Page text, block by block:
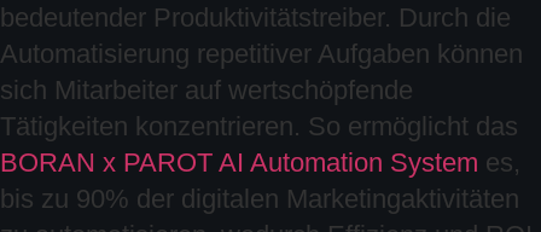
bedeutender Produktivitätstreiber. Durch die
Automatisierung repetitiver Aufgaben können
sich Mitarbeiter auf wertschöpfende
Tätigkeiten konzentrieren. So ermöglicht das
BORAN x PAROT AI Automation System es,
bis zu 90% der digitalen Marketingaktivitäten